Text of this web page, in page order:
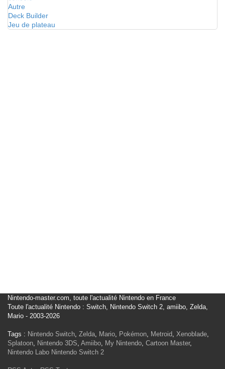
Autre
Deck Builder
Jeu de plateau
Nintendo-master.com, toute l'actualité Nintendo en France
Toute l'actualité Nintendo : Switch, Nintendo Switch 2, amiibo, Zelda,
Mario - 2003-2026
Tags : Nintendo Switch, Zelda, Mario, Pokémon, Metroid, Xenoblade,
Splatoon, Nintendo 3DS, Amiibo, My Nintendo, Cartoon Master,
Nintendo Labo Nintendo Switch 2